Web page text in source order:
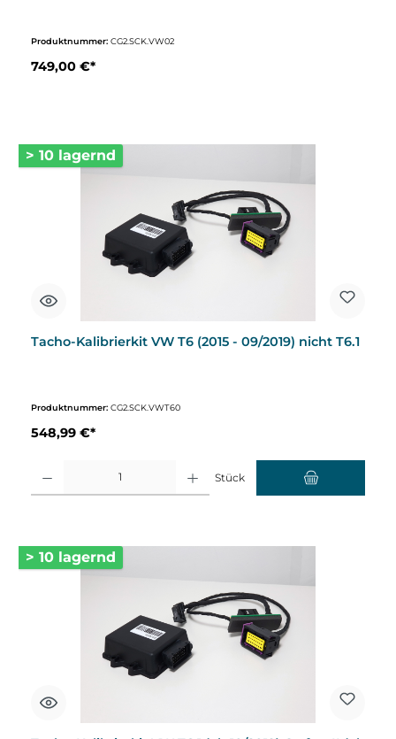
Produktnummer: CG2.SCK.VW02
749,00 €*
> 10 lagernd
Tacho-Kalibrierkit VW T6 (2015 - 09/2019) nicht T6.1
Produktnummer: CG2.SCK.VWT60
548,99 €*
Stück
> 10 lagernd